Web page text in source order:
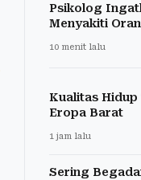
Psikolog
Menyakiti
10 menit lalu
Kualitas Hidup
Eropa Barat
1 jam lalu
Sering